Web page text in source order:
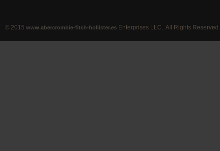
© 2015 www.abercrombie-fitch-hollister.es Enterprises LLC.. All Rights Reserved.